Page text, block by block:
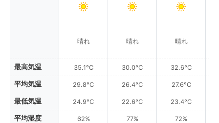
最高気温
平均気温
最低気温
平均湿度
晴れ
35.1°C
29.8°C
24.9°C
62%
晴れ
30.0°C
26.4°C
22.6°C
77%
晴れ
32.6°C
27.6°C
23.4°C
72%